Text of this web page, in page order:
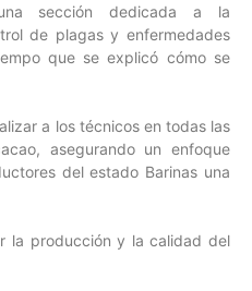
sección dedicada a la
de plagas y enfermedades
que se explicó cómo se
a los técnicos en todas las
asegurando un enfoque
del estado Barinas una
la producción y la calidad del